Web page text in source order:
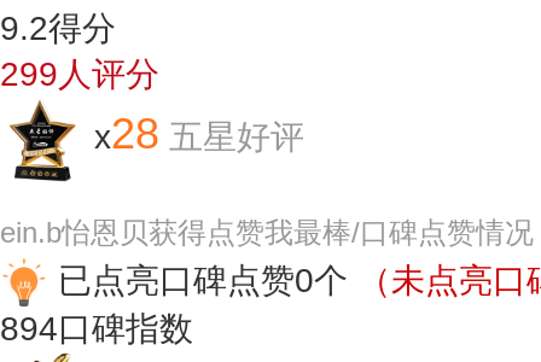
9.2得分
299人评分
x28 五星好评
ein.b怡恩贝获得点赞我最棒/口碑点赞情况
已点亮口碑点赞0个
（未点亮
894口碑指数